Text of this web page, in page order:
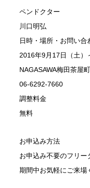
ペンドクター
川口明弘
日時・場所・お問い合
2016年9月17日（土）
NAGASAWA梅田茶屋
06-6292-7660
調整料金
無料
お申込み方法
お申込み不要のフリー
期間中お気軽にご来場